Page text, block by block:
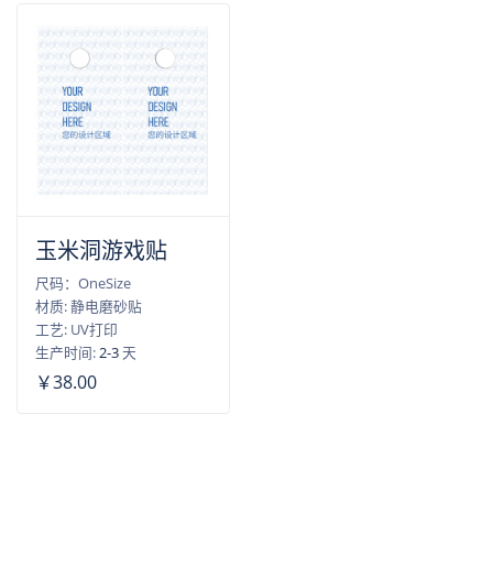
玉米洞游戏贴
尺码：OneSize
材质: 静电磨砂贴
工艺: UV打印
生产时间:2-3天
￥38.00